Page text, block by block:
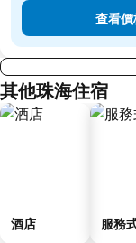
Flora Gardens
查看價
其他珠海住宿
酒店 服務